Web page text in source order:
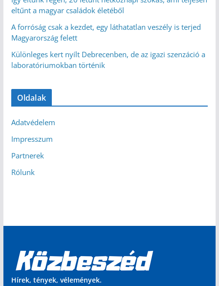
eltűnt a magyar családok életéből
A forróság csak a kezdet, egy láthatatlan veszély is terjed
Magyarország felett
Különleges kert nyílt Debrecenben, de az igazi szenzáció a
laboratóriumokban történik
Oldalak
Adatvédelem
Impresszum
Partnerek
Rólunk
Hírek, tények, vélemények.